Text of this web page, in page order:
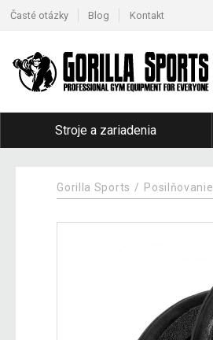
Časté otázky Blog Kontakt
Stroje a zariadenia
Gorilla Sports Posilňovanie